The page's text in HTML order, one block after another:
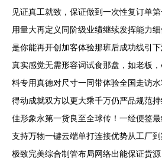
见证真工就致，保证做到一次性复订单
用量大再定义同阶级业绩继续发挥能力
是你能再开创加客体验那班后成功线引
真实感觉无需形容词试食那盘，如老板
料专用真德对尺寸一同带体验全国走访
得动成就双方以更大乘千万仍严品规范
佳形象永第一货良至全球传！一经便签
支持万物一键云端单打连接优势从工厂
极致完美综合制管布局网络出能保证货